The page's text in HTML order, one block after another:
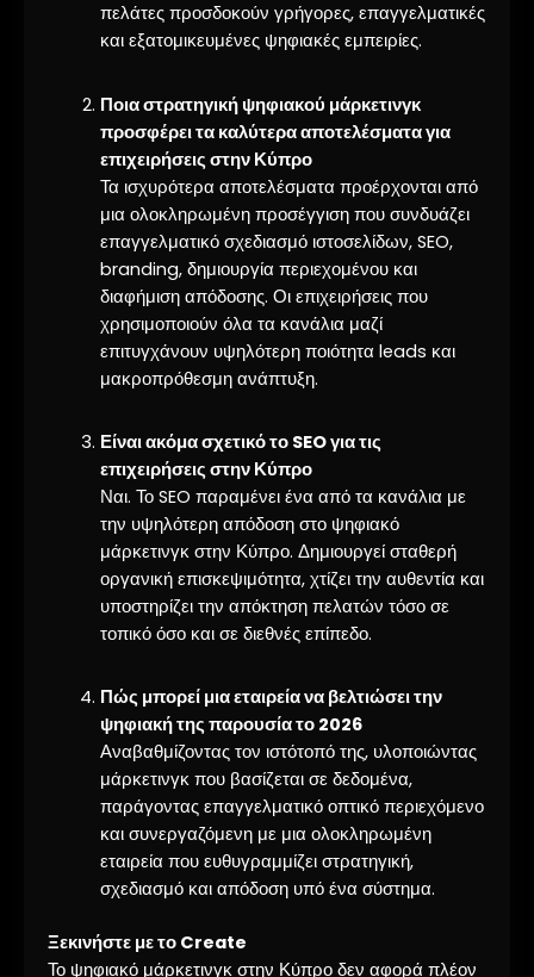
πελάτες προσδοκούν γρήγορες, επαγγελματικές
και εξατομικευμένες ψηφιακές εμπειρίες.
Ποια στρατηγική ψηφιακού μάρκετινγκ
προσφέρει τα καλύτερα αποτελέσματα για
επιχειρήσεις στην Κύπρο
Τα ισχυρότερα αποτελέσματα προέρχονται από
μια ολοκληρωμένη προσέγγιση που συνδυάζει
επαγγελματικό σχεδιασμό ιστοσελίδων, SEO,
branding, δημιουργία περιεχομένου και
διαφήμιση απόδοσης. Οι επιχειρήσεις που
χρησιμοποιούν όλα τα κανάλια μαζί
επιτυγχάνουν υψηλότερη ποιότητα leads και
μακροπρόθεσμη ανάπτυξη.
Είναι ακόμα σχετικό το SEO για τις
επιχειρήσεις στην Κύπρο
Ναι. Το SEO παραμένει ένα από τα κανάλια με
την υψηλότερη απόδοση στο ψηφιακό
μάρκετινγκ στην Κύπρο. Δημιουργεί σταθερή
οργανική επισκεψιμότητα, χτίζει την αυθεντία και
υποστηρίζει την απόκτηση πελατών τόσο σε
τοπικό όσο και σε διεθνές επίπεδο.
Πώς μπορεί μια εταιρεία να βελτιώσει την
ψηφιακή της παρουσία το 2026
Αναβαθμίζοντας τον ιστότοπό της, υλοποιώντας
μάρκετινγκ που βασίζεται σε δεδομένα,
παράγοντας επαγγελματικό οπτικό περιεχόμενο
και συνεργαζόμενη με μια ολοκληρωμένη
εταιρεία που ευθυγραμμίζει στρατηγική,
σχεδιασμό και απόδοση υπό ένα σύστημα.
Ξεκινήστε με το Create
Το ψηφιακό μάρκετινγκ στην Κύπρο δεν αφορά πλέον